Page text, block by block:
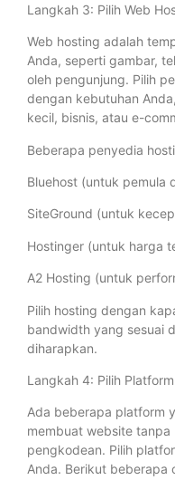
Langkah 3: Pilih Web
Web hosting adalah
Anda, seperti gambar,
oleh pengunjung. Pilih
dengan kebutuhan
kecil, bisnis, atau e-
Beberapa penyedia
Bluehost (untuk pemula
SiteGround (untuk
Hostinger (untuk harga
A2 Hosting (untuk
Pilih hosting dengan
bandwidth yang sesuai
diharapkan.
Langkah 4: Pilih
Ada beberapa platform
membuat website tanpa
pengkodean. Pilih
Anda. Berikut beberapa